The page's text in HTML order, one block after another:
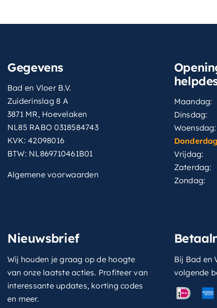
Gegevens
Bad en Vloer B.V.
Zuiderinslag 8 A
3871 MR, Hoevelaken
NL85 RABO 0318584743
KVK: 42098016
BTW: NL869710461B01
Algemene voorwaarden
Maandag:
Dinsdag:
Woensdag:
Vrijdag:
Zaterdag:
Zondag:
Nieuwsbrief
Wij houden je graag op de hoogte
van onze laatste acties. Profiteer van
interessante updates, korting codes
en meer.
Bij Bad en
volgende